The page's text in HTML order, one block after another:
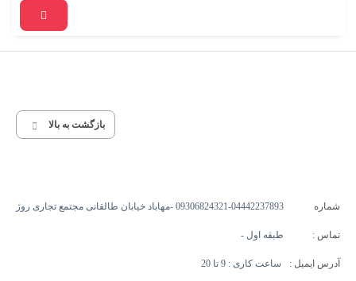
بازگشت به بالا
شماره
تماس :
09306824321-04442237893 -مهاباد خیابان طالقانی مجتمع تجاری روژ
طبقه اول -
آدرس ایمیل : ساعت کاری : 9 تا 20